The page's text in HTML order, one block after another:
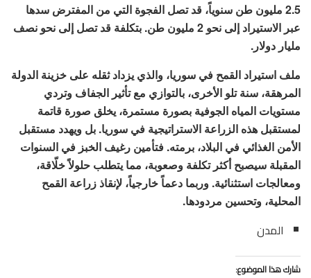
2.5 مليون طن سنوياً، قد تصل الفجوة التي من المفترض سدها
عبر الاستيراد إلى نحو 2 مليون طن. بتكلفة قد تصل إلى نحو نصف
مليار دولار.
ملف استيراد القمح في سوريا، والذي يزداد ثقله على خزينة الدولة
المرهقة، سنة تلو الأخرى، بالتوازي مع تأثير الجفاف وتردي
مستويات المياه الجوفية بصورة مستمرة، يخلق صورة قاتمة
لمستقبل هذه الزراعة الاستراتيجية في سوريا. بل ويهدد مستقبل
الأمن الغذائي في البلاد، برمته. فتأمين رغيف الخبز في السنوات
المقبلة سيصبح أكثر تكلفة وصعوبة، مما يتطلب حلولاً خلّاقة،
ومعالجات استثنائية. وربما دعماً خارجياً، لإنقاذ زراعة القمح
المحلية، وتحسين مردودها.
المدن
شارك هذا الموضوع: